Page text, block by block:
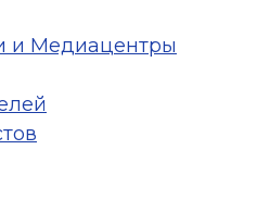
и Медиацентры